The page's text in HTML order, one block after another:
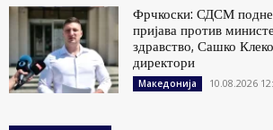
Фрчкоски: СДСМ
пријава против
здравство, Сашко
директори
Македонија 10.08.2026